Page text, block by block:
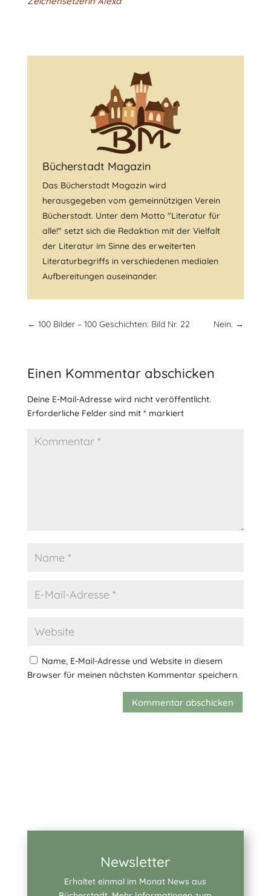
Bücherstadt Magazin
Das Bücherstadt Magazin wird
herausgegeben vom gemeinnützigen Verein
Bücherstadt. Unter dem Motto "Literatur für
alle!" setzt sich die Redaktion mit der Vielfalt
der Literatur im Sinne des erweiterten
Literaturbegriffs in verschiedenen medialen
Aufbereitungen auseinander.
← 100 Bilder – 100 Geschichten: Bild Nr. 22 Nein. →
Einen Kommentar abschicken
Deine E-Mail-Adresse wird nicht veröffentlicht.
Erforderliche Felder sind mit * markiert
Name, E-Mail-Adresse und Website in diesem
Browser für meinen nächsten Kommentar speichern.
Kommentar abschicken
Newsletter
Erhaltet einmal im Monat News aus